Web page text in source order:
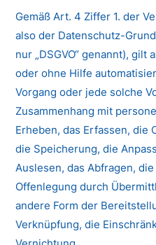
Gemäß Art. 4 Ziffer 1. der
also der Datenschutz-
nur „DSGVO“ genannt), gilt
oder ohne Hilfe
Vorgang oder jede solche
Zusammenhang mit
Erheben, das Erfassen, die
die Speicherung, die
Auslesen, das Abfragen,
Offenlegung durch
andere Form der
Verknüpfung, die